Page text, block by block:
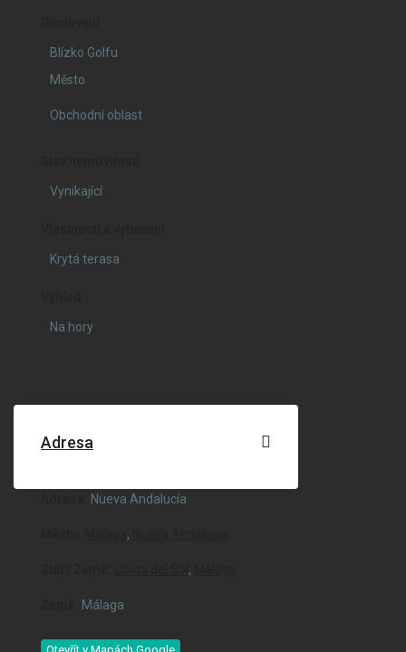
Blízko Golfu
Město
Obchodní oblast
Vynikající
Krytá terasa
Na hory
Adresa
Nueva Andalucía
,
,
Málaga